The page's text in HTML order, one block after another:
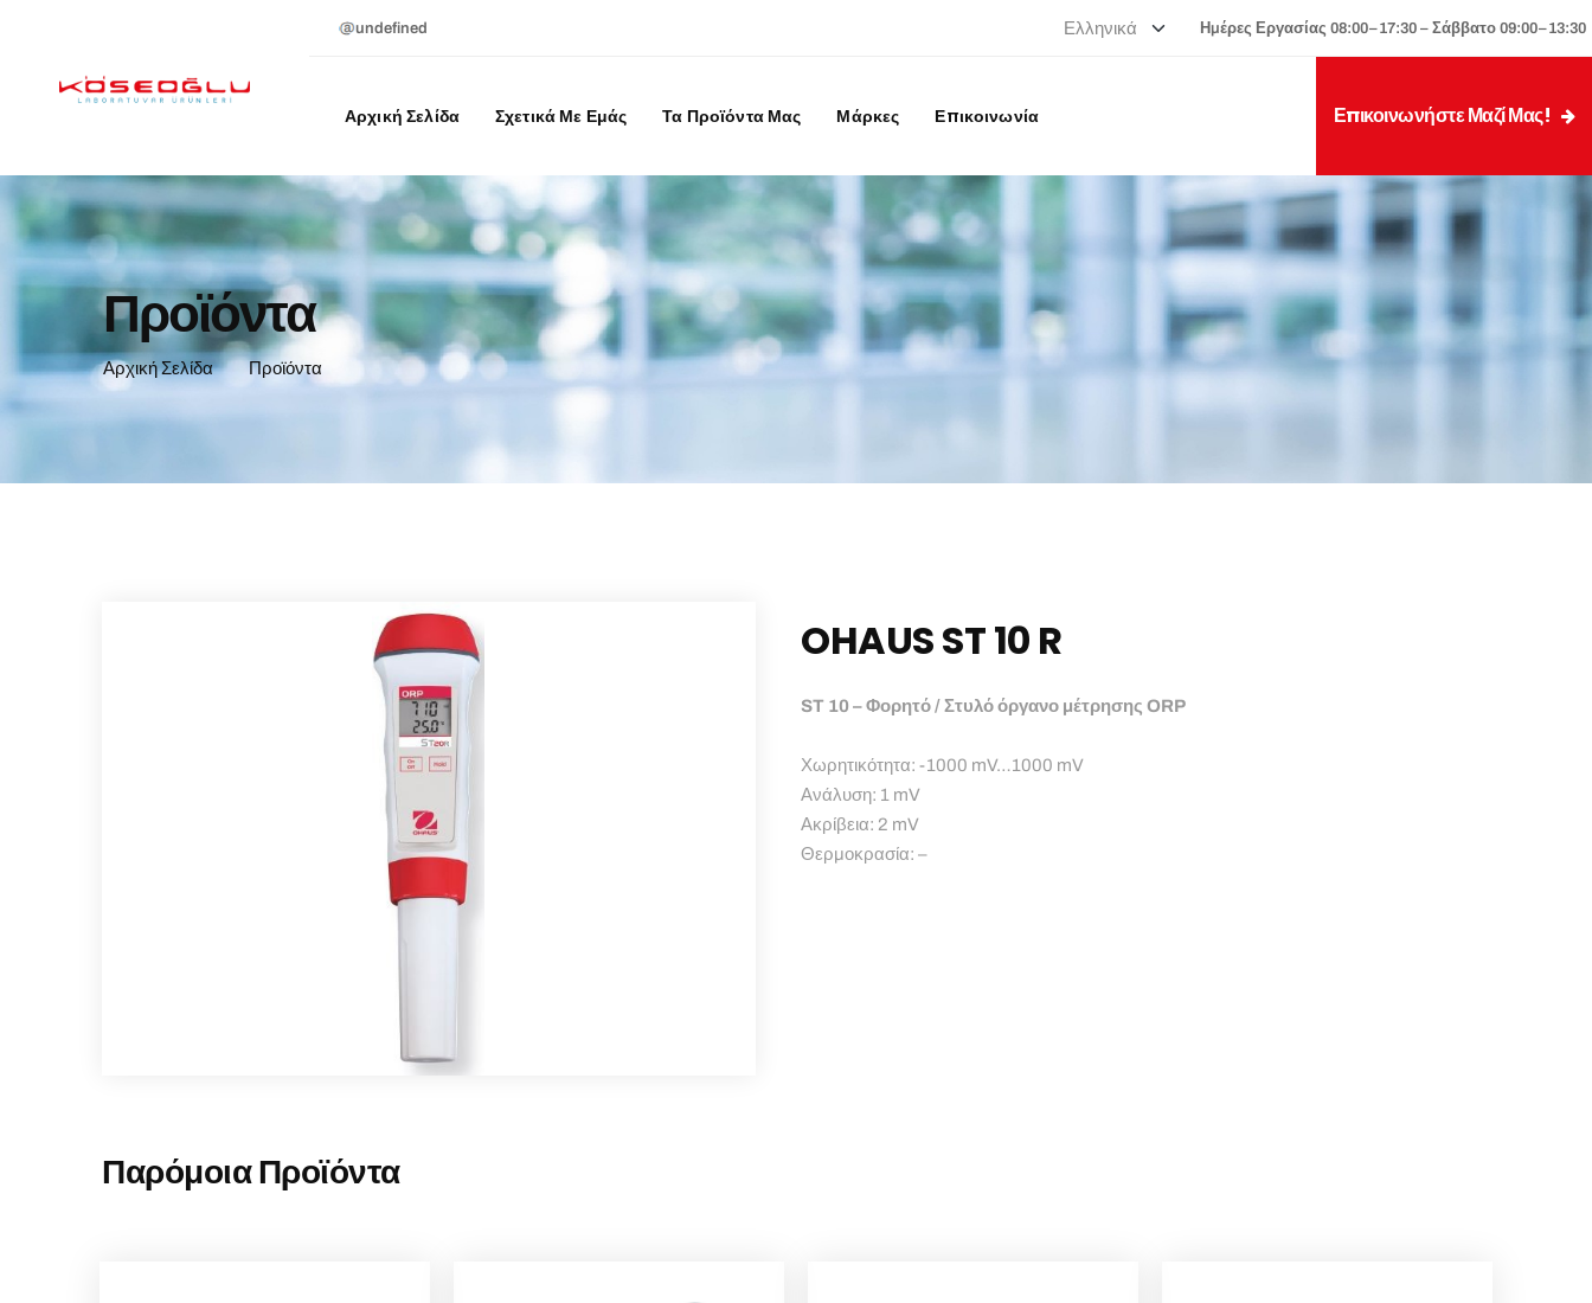
undefined Ημέρες Εργασίας 08:00–17:30 – Σάββατο 09:00–13:30
Αρχική Σελίδα Σχετικά Με Εμάς Τα Προϊόντα Μας Μάρκες Επικοινωνία Επικοινωνήστε Μαζί Μας!
Προϊόντα
Αρχική Σελίδα Προϊόντα
OHAUS ST 10 R
ST 10 – Φορητό / Στυλό όργανο μέτρησης ORP
Χωρητικότητα: -1000 mV…1000 mV
Ανάλυση: 1 mV
Ακρίβεια: 2 mV
Θερμοκρασία: –
Παρόμοια Προϊόντα